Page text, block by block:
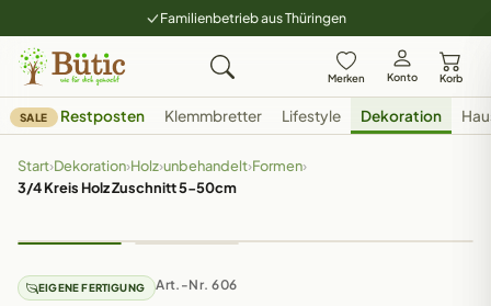
Familienbetrieb aus Thüringen
Merken Konto Korb
SALE Restposten Klemmbretter Lifestyle Dekoration
Start›Dekoration›Holz›unbehandelt›Formen›
3/4 Kreis Holz Zuschnitt 5-50cm
EIGENE FERTIGUNG Art.-Nr. 606